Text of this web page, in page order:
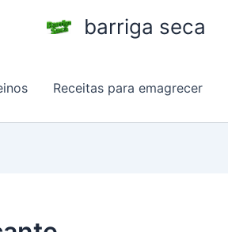
barriga seca
Receitas para emagrecer